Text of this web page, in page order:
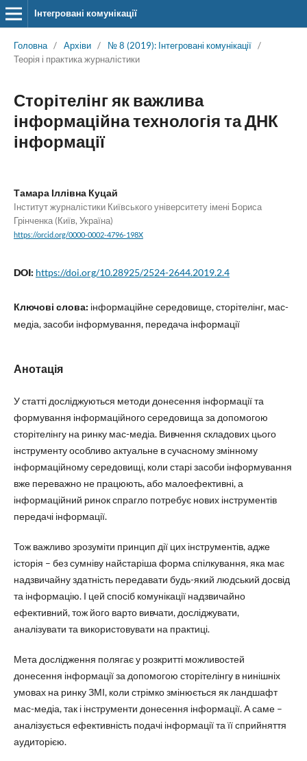
Інтегровані комунікації
Головна / Архіви / № 8 (2019): Інтегровані комунікації /
Теорія і практика журналістики
Сторітелінг як важлива
інформаційна технологія та ДНК
інформації
Тамара Іллівна Куцай
Інститут журналістики Київського університету імені Бориса
Грінченка (Київ, Україна)
https://orcid.org/0000-0002-4796-198X
DOI: https://doi.org/10.28925/2524-2644.2019.2.4
Ключові слова: інформаційне середовище, сторітелінг, мас-
медіа, засоби інформування, передача інформації
Анотація
У статті досліджуються методи донесення інформації та
формування інформаційного середовища за допомогою
сторітелінгу на ринку мас-медіа. Вивчення складових цього
інструменту особливо актуальне в сучасному змінному
інформаційному середовищі, коли старі засоби інформування
вже переважно не працюють, або малоефективні, а
інформаційний ринок спрагло потребує нових інструментів
передачі інформації.
Тож важливо зрозуміти принцип дії цих інструментів, адже
історія – без сумніву найстаріша форма спілкування, яка має
надзвичайну здатність передавати будь-який людський досвід
та інформацію. І цей спосіб комунікації надзвичайно
ефективний, тож його варто вивчати, досліджувати,
аналізувати та використовувати на практиці.
Мета дослідження полягає у розкритті можливостей
донесення інформації за допомогою сторітелінгу в нинішніх
умовах на ринку ЗМІ, коли стрімко змінюється як ландшафт
мас-медіа, так і інструменти донесення інформації. А саме –
аналізується ефективність подачі інформації та її сприйняття
аудиторією.